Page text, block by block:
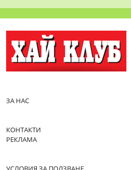
ЗА НАС
КОНТАКТИ
РЕКЛАМА